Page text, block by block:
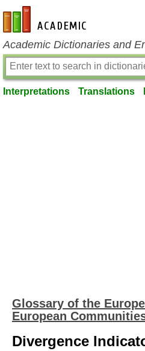
en-academic.com
Academic Dictionaries and
Interpretations Translations
Glossary of the
European
Divergence